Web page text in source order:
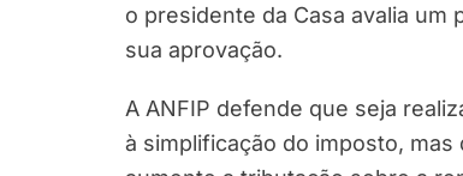
o presidente da Casa avalia
sua aprovação.
A ANFIP defende que seja
à simplificação do imposto,